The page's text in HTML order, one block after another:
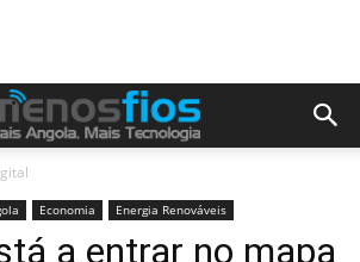
Economia Energia Renováveis
a entrar no mapa